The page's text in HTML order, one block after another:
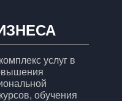
услуг в
обучения